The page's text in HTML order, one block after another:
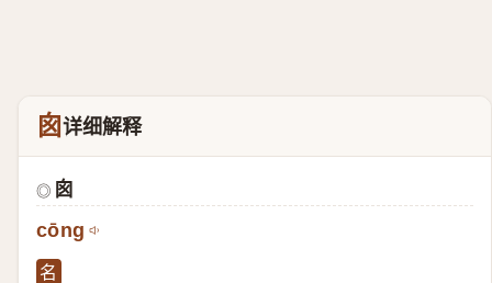
囪详细解释
◎ 囪
cōng
名